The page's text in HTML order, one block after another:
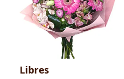
Libres